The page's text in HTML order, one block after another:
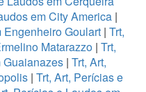
em City America |
Engenheiro Goulart | Trt,
Matarazzo | Trt,
Guaianazes | Trt, Art,
| Trt, Art, Perícias e